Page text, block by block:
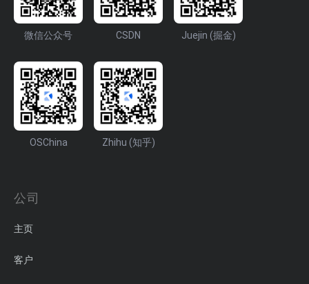
微信公众号 CSDN Juejin (掘金)
OSChina Zhihu (知乎)
公司
主页
客户